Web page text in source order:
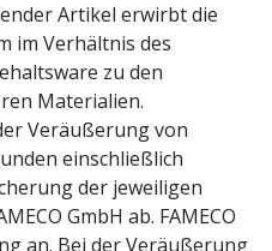
Artikel erwirbt die
im Verhältnis des
zu den
Materialien.
Veräußerung von
einschließlich
der jeweiligen
GmbH ab. FAMECO
an. Bei der Veräußerung